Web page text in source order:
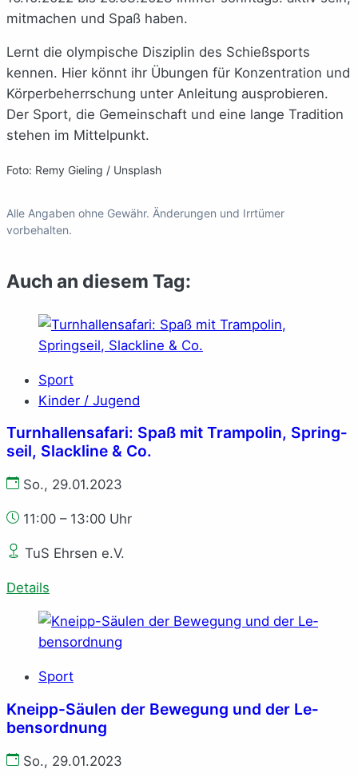
mitmachen und Spaß haben.
Lernt die olympische Disziplin des Schießsports
kennen. Hier könnt ihr Übungen für Konzentration und
Körperbeherrschung unter Anleitung ausprobieren.
Der Sport, die Gemeinschaft und eine lange Tradition
stehen im Mittelpunkt.
Foto: Remy Gieling / Unsplash
Alle Angaben ohne Gewähr. Änderungen und Irrtümer
vorbehalten.
Auch an diesem Tag:
Sport
Kinder / Jugend
Turn­hal­len­sa­fa­ri: Spaß mit Tram­po­lin, Spring­
seil, Slack­li­ne & Co.
So., 29.01.2023
11:00 – 13:00 Uhr
TuS Ehrsen e.V.
Details
Sport
Kneipp-Säu­len der Be­we­gung und der Le­
bens­ord­nung
So., 29.01.2023